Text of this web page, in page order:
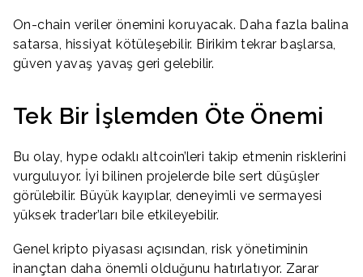
On-chain veriler önemini koruyacak. Daha fazla balina
satarsa, hissiyat kötüleşebilir. Birikim tekrar başlarsa,
güven yavaş yavaş geri gelebilir.
Tek Bir İşlemden Öte Önemi
Bu olay, hype odaklı altcoin’leri takip etmenin risklerini
vurguluyor. İyi bilinen projelerde bile sert düşüşler
görülebilir. Büyük kayıplar, deneyimli ve sermayesi
yüksek trader’ları bile etkileyebilir.
Genel kripto piyasası açısından, risk yönetiminin
inançtan daha önemli olduğunu hatırlatıyor. Zarar